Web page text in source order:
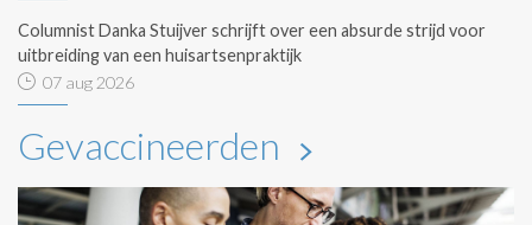
Columnist Danka Stuijver schrijft over een absurde strijd voor
uitbreiding van een huisartsenpraktijk
07 aug 2026
Gevaccineerden